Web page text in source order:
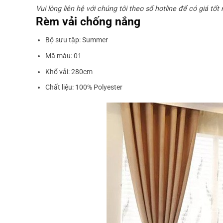
Vui lòng liên hệ với chúng tôi theo số hotline để có giá tốt
Rèm vải chống nắng
Bộ sưu tập: Summer
Mã màu: 01
Khổ vải: 280cm
Chất liệu: 100% Polyester